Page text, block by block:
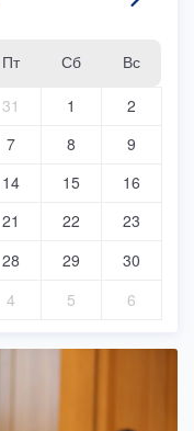
Пт Сб
Вс
31 1
2
7 8
9
14 15
16
21 22
23
28 29
30
4 5 6